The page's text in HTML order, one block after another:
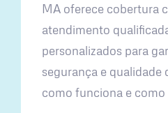
MA oferece cobertura
atendimento
personalizados para
segurança e qualidade
como funciona e como